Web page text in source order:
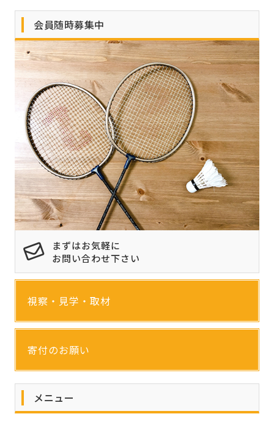
会員随時募集中
まずはお気軽に
お問い合わせ下さい
視察・見学・取材
寄付のお願い
メニュー